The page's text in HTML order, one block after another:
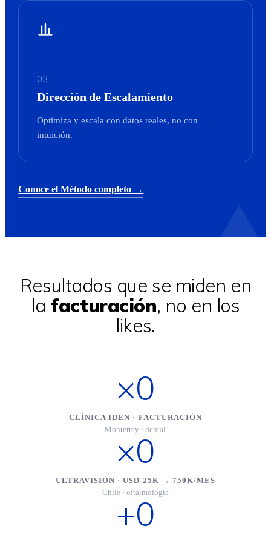
03
Dirección de Escalamiento
Optimiza y escala con datos reales, no con
intuición.
Conoce el Método completo →
Resultados que se miden en
la facturación, no en los
likes.
×0
CLÍNICA IDEN · FACTURACIÓN
Monterrey · dental
×0
ULTRAVISIÓN · USD 25K → 750K/MES
Chile · oftalmología
+0